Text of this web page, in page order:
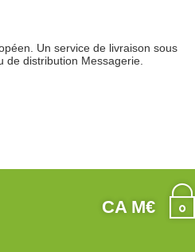
Un service de livraison sous
distribution Messagerie.
CA M€